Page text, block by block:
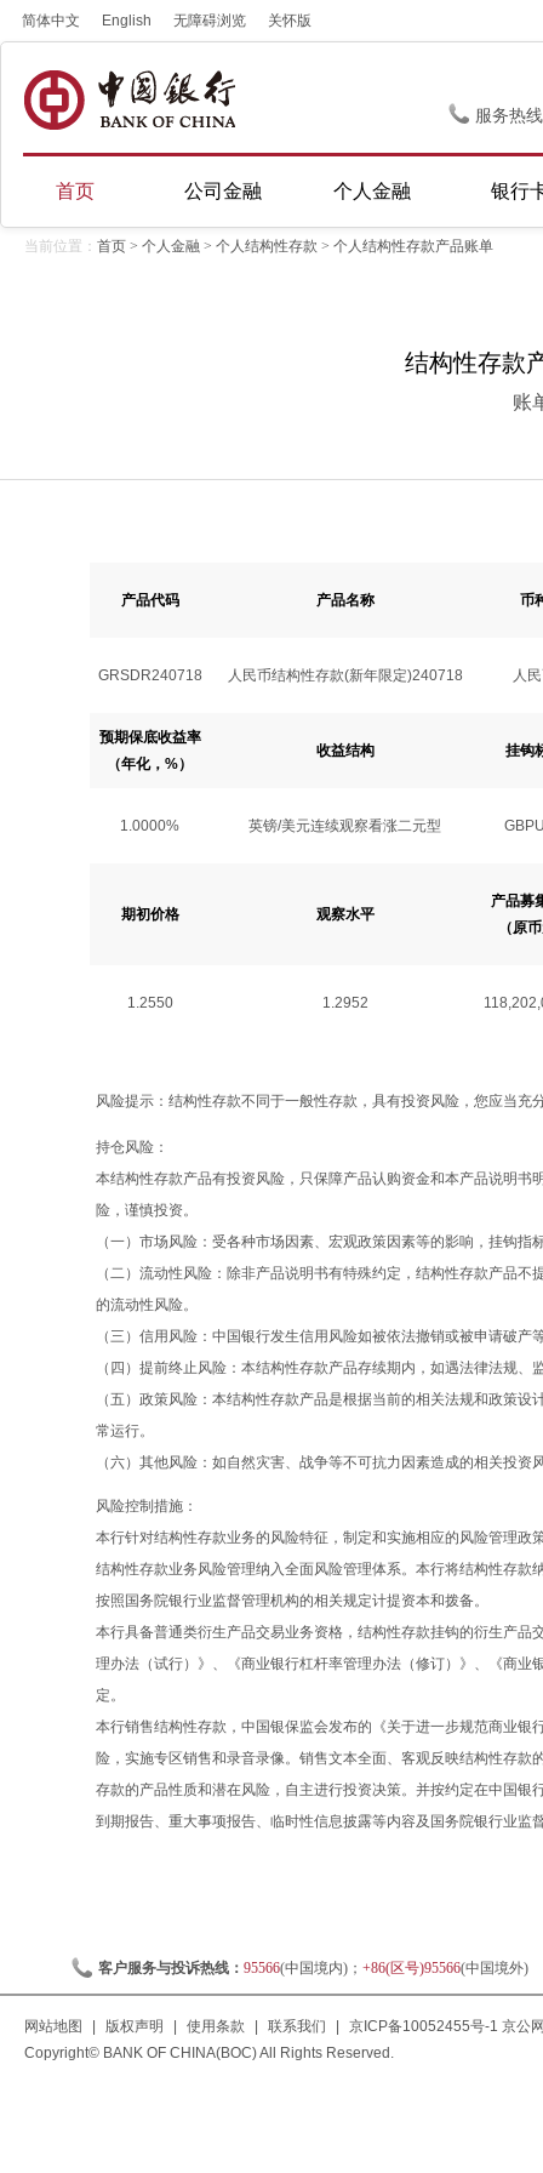
简体中文 English 无障碍浏览 关怀版
服务热
首页 公司金融 个人金融 银行
当前位置： 首页 > 个人金融 > 个人结构性存款 > 个人结构性存款产品账单
结构性存款
账
产品代码 产品名称 币
GRSDR240718 人民币结构性存款(新年限定)240718 人
预期保底收益率
（年化，%）
收益结构 挂钩
1.0000% 英镑/美元连续观察看涨二元型
期初价格 观察水平
产品募
（原
1.2550 1.2952
风险提示：结构性存款不同于一般性存款，具有投资风险，您应当充
持仓风险：
本结构性存款产品有投资风险，只保障产品认购资金和本产品说明
险，谨慎投资。
（一）市场风险：受各种市场因素、宏观政策因素等的影响，挂钩
（二）流动性风险：除非产品说明书有特殊约定，结构性存款产品
的流动性风险。
（三）信用风险：中国银行发生信用风险如被依法撤销或被申请破
（四）提前终止风险：本结构性存款产品存续期内，如遇法律法规
（五）政策风险：本结构性存款产品是根据当前的相关法规和政策
常运行。
（六）其他风险：如自然灾害、战争等不可抗力因素造成的相关投资
风险控制措施：
本行针对结构性存款业务的风险特征，制定和实施相应的风险管理
结构性存款业务风险管理纳入全面风险管理体系。本行将结构性存
按照国务院银行业监督管理机构的相关规定计提资本和拨备。
本行具备普通类衍生产品交易业务资格，结构性存款挂钩的衍生产
理办法（试行）》、《商业银行杠杆率管理办法（修订）》、《商
定。
本行销售结构性存款，中国银保监会发布的《关于进一步规范商业
险，实施专区销售和录音录像。销售文本全面、客观反映结构性存
存款的产品性质和潜在风险，自主进行投资决策。并按约定在中国
到期报告、重大事项报告、临时性信息披露等内容及国务院银行业监
客户服务与投诉热线： 95566(中国境内)； +86(区号)95566(中国境外)
网站地图 版权声明 使用条款 联系我们 京ICP备10052455号-1 京公
Copyright© BANK OF CHINA(BOC) All Rights Reserved.